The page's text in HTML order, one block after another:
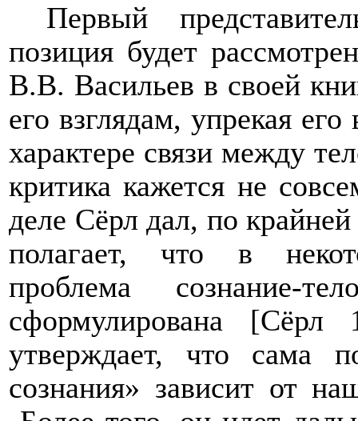
Первый
позиция будет
В.В. Васильев в своей
его взглядам, упрекая
характере связи между
критика кажется не
деле Сёрл дал, по
полагает, что в
проблема
сформулирована
утверждает, что сама
сознания» зависит от